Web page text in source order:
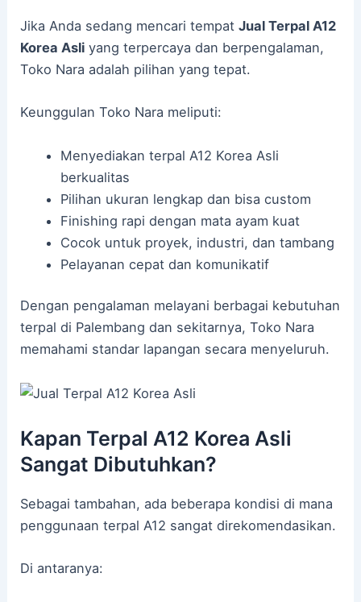
Jika Anda sedang mencari tempatJual Terpal A12
Korea Asli yang terpercaya dan berpengalaman,
Toko Nara adalah pilihan yang tepat.
Keunggulan Toko Nara meliputi:
Menyediakan terpal A12 Korea Asli
berkualitas
Pilihan ukuran lengkap dan bisa custom
Finishing rapi dengan mata ayam kuat
Cocok untuk proyek, industri, dan tambang
Pelayanan cepat dan komunikatif
Dengan pengalaman melayani berbagai kebutuhan
terpal di Palembang dan sekitarnya, Toko Nara
memahami standar lapangan secara menyeluruh.
Kapan Terpal A12 Korea Asli
Sangat Dibutuhkan?
Sebagai tambahan, ada beberapa kondisi di mana
penggunaan terpal A12 sangat direkomendasikan.
Di antaranya: